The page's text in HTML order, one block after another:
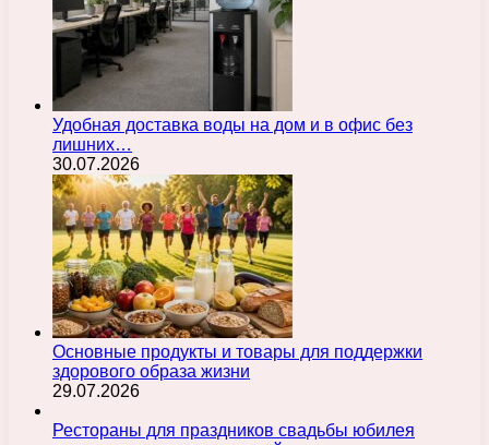
Удобная доставка воды на дом и в офис без
лишних…
30.07.2026
Основные продукты и товары для поддержки
здорового образа жизни
29.07.2026
Рестораны для праздников свадьбы юбилея